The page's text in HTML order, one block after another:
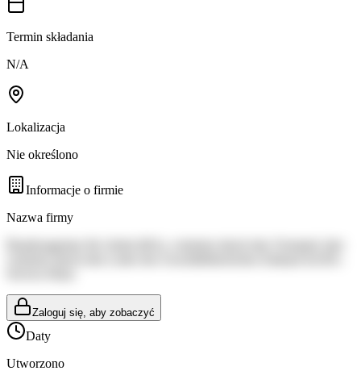
Termin składania
N/A
Lokalizacja
Nie określono
Informacje o firmie
Nazwa firmy
Zaloguj się, aby zobaczyć
Daty
Utworzono